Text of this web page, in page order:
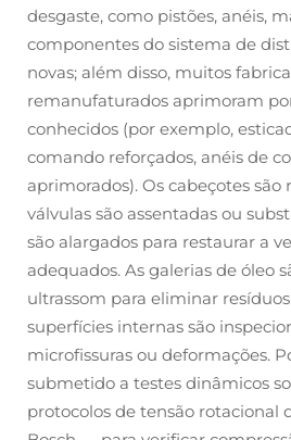
desgaste, como pistões, anéis,
componentes do sistema de
novas; além disso, muitos
remanufaturados aprimoram
conhecidos (por exemplo,
comando reforçados, anéis de
aprimorados). Os cabeçotes são
válvulas são assentadas ou
são alargados para restaurar a
adequados. As galerias de óleo
ultrassom para eliminar
superfícies internas são
microfissuras ou deformações.
submetido a testes dinâmicos
protocolos de tensão rotacional